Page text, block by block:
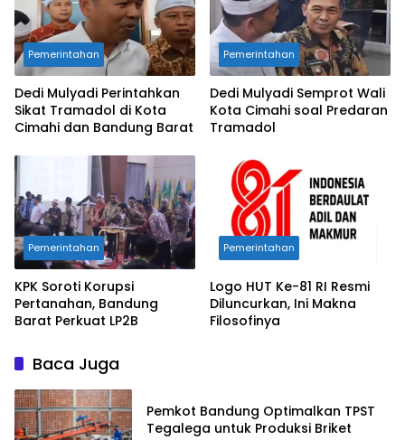
Pemerintahan
Dedi Mulyadi Perintahkan
Sikat Tramadol di Kota
Cimahi dan Bandung Barat
Pemerintahan
Dedi Mulyadi Semprot Wali
Kota Cimahi soal Predaran
Tramadol
Pemerintahan
KPK Soroti Korupsi
Pertanahan, Bandung
Barat Perkuat LP2B
Pemerintahan
Logo HUT Ke-81 RI Resmi
Diluncurkan, Ini Makna
Filosofinya
Baca Juga
Pemkot Bandung Optimalkan TPST
Tegalega untuk Produksi Briket